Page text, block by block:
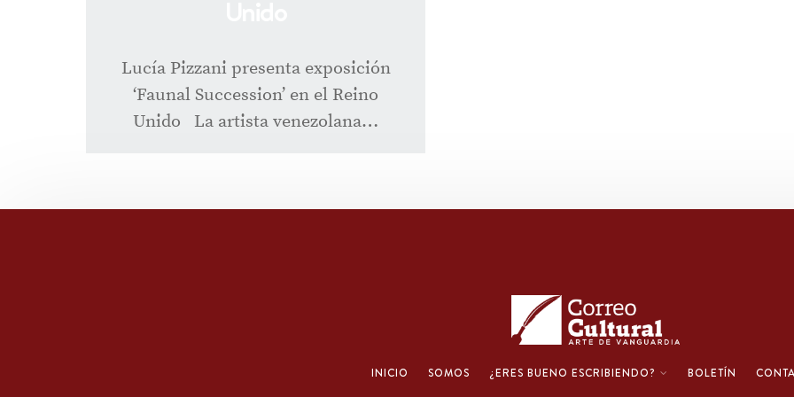
Lucía Pizzani presenta exposición
‘Faunal Succession’ en el Reino
Unido La artista venezolana…
INICIO SOMOS ¿ERES BUENO ESCRIBIENDO? BOLETÍN